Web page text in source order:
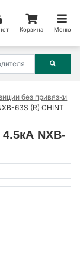
Корзина Меню
без привязки
63S (R) CHINT
NXB-